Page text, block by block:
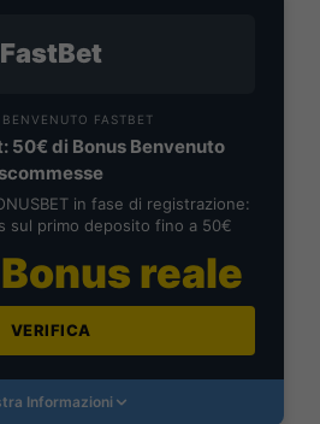
FastBet
FASTBET
50€ di Bonus Benvenuto
scommesse
in fase di registrazione:
sul primo deposito fino a 50€
reale
VERIFICA
Informazioni